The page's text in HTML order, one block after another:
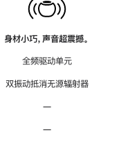
身材小巧，声音超震撼。
全频驱动单元
双振动抵消无源辐射器
—
—